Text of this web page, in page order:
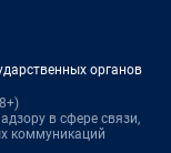
органов
в сфере связи,
коммуникаций